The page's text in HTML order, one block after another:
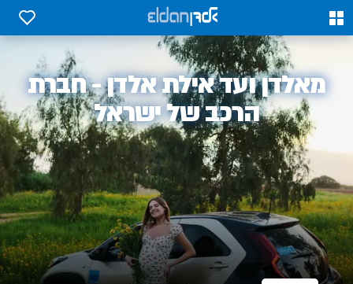
0
0
אלדן
מאלדן ועד אילת אלדן - חברת
הרכב של ישראל